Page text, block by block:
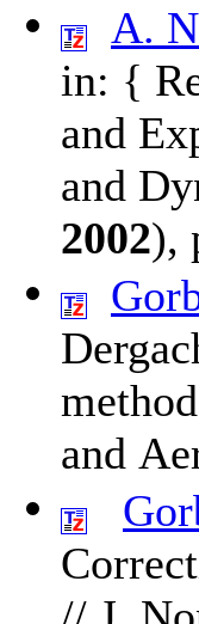
A.
in: {
and
and
2002),
and